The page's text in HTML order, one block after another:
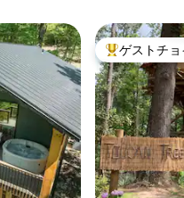
大好評のゲ
ゲストチョ